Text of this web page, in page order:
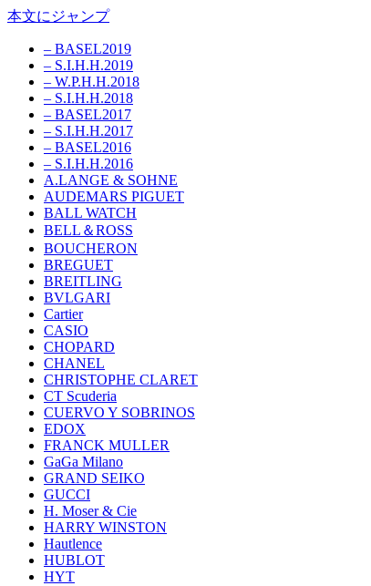
本文にジャンプ
– BASEL2019
– S.I.H.H.2019
– W.P.H.H.2018
– S.I.H.H.2018
– BASEL2017
– S.I.H.H.2017
– BASEL2016
– S.I.H.H.2016
A.LANGE & SOHNE
AUDEMARS PIGUET
BALL WATCH
BELL＆ROSS
BOUCHERON
BREGUET
BREITLING
BVLGARI
Cartier
CASIO
CHOPARD
CHANEL
CHRISTOPHE CLARET
CT Scuderia
CUERVO Y SOBRINOS
EDOX
FRANCK MULLER
GaGa Milano
GRAND SEIKO
GUCCI
H. Moser & Cie
HARRY WINSTON
Hautlence
HUBLOT
HYT